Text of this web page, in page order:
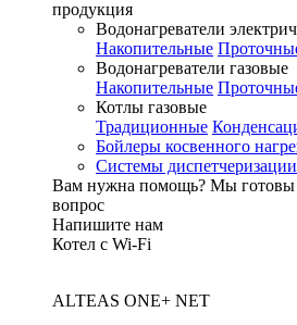
продукция
Водонагреватели
Накопительные
Водонагреватели газовые
Накопительные
Котлы газовые
Традиционные
Бойлеры косвенного
Системы диспетчеризации
Вам нужна помощь? Мы готовы
вопрос
Напишите нам
Котел с Wi-Fi
ALTEAS ONE+ NET